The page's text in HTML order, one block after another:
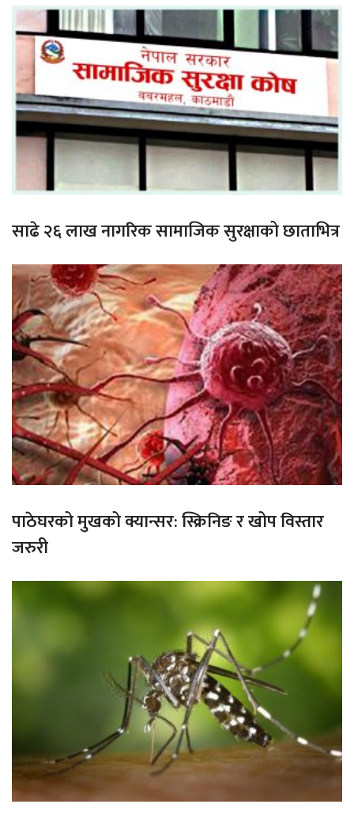
साढे २६ लाख नागरिक सामाजिक सुरक्षाको छाताभित्र
पाठेघरको मुखको क्यान्सर: स्क्रिनिङ र खोप विस्तार
जरुरी